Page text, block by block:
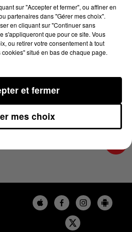
DU 04/08/2024 À
sur "Accepter et fermer", ou affiner en
partenaires dans "Gérer mes choix".
en cliquant sur "Continuer sans
s'appliqueront que pour ce site. Vous
ou retirer votre consentement à tout
situé en bas de chaque page.
mes choix
et fermer